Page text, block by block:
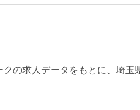
の求人データをもとに、埼玉